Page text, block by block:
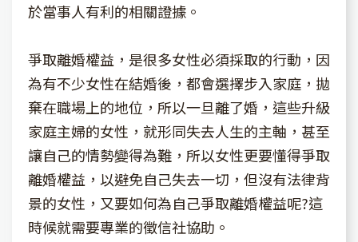
於當事人有利的相關證據。
爭取離婚權益，是很多女性必須採取的行動，因
為有不少女性在結婚後，都會選擇步入家庭，拋
棄在職場上的地位，所以一旦離了婚，這些升級
家庭主婦的女性，就形同失去人生的主軸，甚至
讓自己的情勢變得為難，所以女性更要懂得爭取
離婚權益，以避免自己失去一切，但沒有法律背
景的女性，又要如何為自己爭取離婚權益呢?這
時候就需要專業的徵信社協助。